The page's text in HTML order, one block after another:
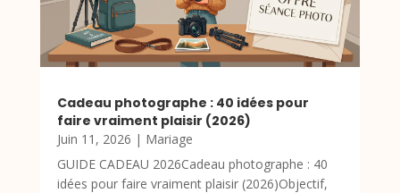
Cadeau photographe : 40 idées pour
faire vraiment plaisir (2026)
Juin 11, 2026 | Mariage
GUIDE CADEAU 2026Cadeau photographe : 40
idées pour faire vraiment plaisir (2026)Objectif,